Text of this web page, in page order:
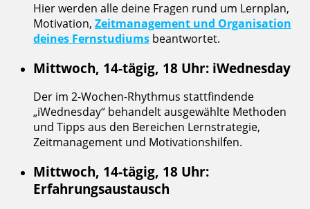
Hier werden alle deine Fragen rund um Lernplan,
Motivation, Zeitmanagement und Organisation
deines Fernstudiums beantwortet.
Mittwoch, 14-tägig, 18 Uhr: iWednesday
Der im 2-Wochen-Rhythmus stattfindende
„iWednesday“ behandelt ausgewählte Methoden
und Tipps aus den Bereichen Lernstrategie,
Zeitmanagement und Motivationshilfen.
Mittwoch, 14-tägig, 18 Uhr:
Erfahrungsaustausch